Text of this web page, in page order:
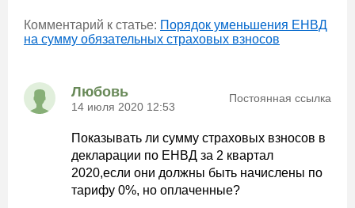
Комментарий к статье: Порядок уменьшения ЕНВД
на сумму обязательных страховых взносов
Любовь
14 июля 2020 12:53
Постоянная ссылка
Показывать ли сумму страховых взносов в
декларации по ЕНВД за 2 квартал
2020,если они должны быть начислены по
тарифу 0%, но оплаченные?